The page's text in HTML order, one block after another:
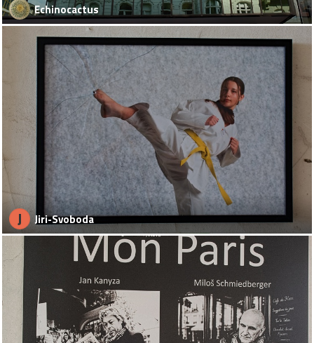
Echinocactus
J Jiri-Svoboda